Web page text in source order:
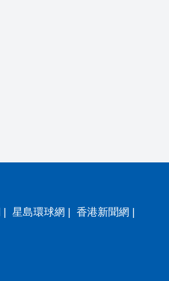
星島環球網 香港新聞網